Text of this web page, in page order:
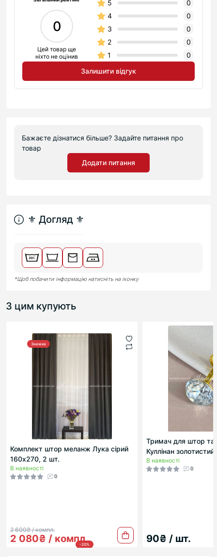
0
Цей товар ще
ніхто не оцінив
5
0
4
0
3
0
2
0
1
0
Залишити відгук
Бажаєте дізнатися більше? Задайте питання про
товар
Додати питання
⚜︎ Догляд ⚜︎
*Щоб побачити інформацію натисніть на іконку
З цим купують
Знижка
Комплект штор меланж Лука сірий
160х270, 2 шт.
В наявності
0
2 600₴ / компл.
-20%
2 080₴ / компл.
Тримач для штор
Куллінан золотистий
В наявності
0
90₴ / шт.